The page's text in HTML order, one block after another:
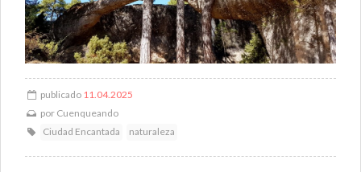
publicado 11.04.2025
por Cuenqueando
Ciudad Encantada
naturaleza